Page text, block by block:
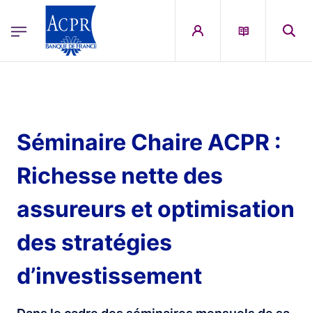
ACPR Menu Principal (French)
Séminaire Chaire ACPR :
Richesse nette des
assureurs et optimisation
des stratégies
d’investissement